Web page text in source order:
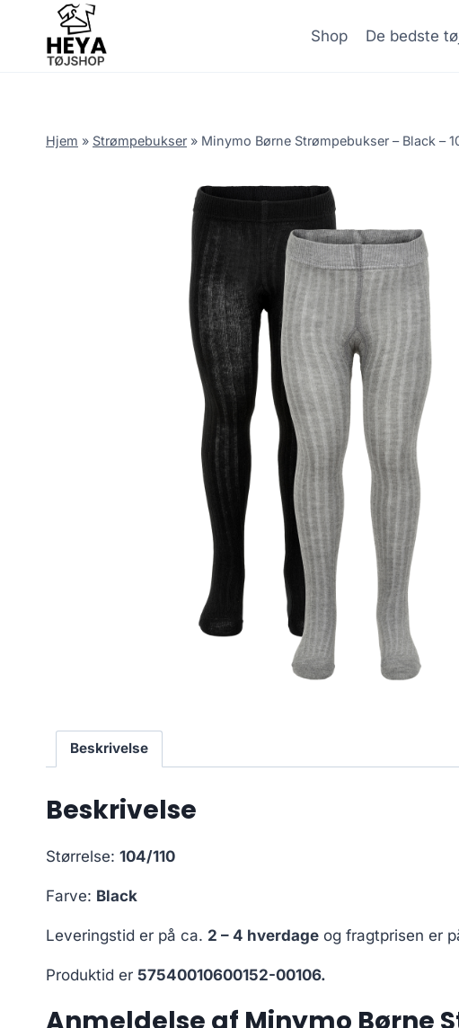
content
Shop De bedste
Hjem » Strømpebukser » Minymo Børne Strømpebukser – Black –
Beskrivelse
Beskrivelse
Størrelse: 104/110
Farve: Black
Leveringstid er på ca. 2 – 4 hverdage og fragtprisen er
Produktid er 57540010600152-00106.